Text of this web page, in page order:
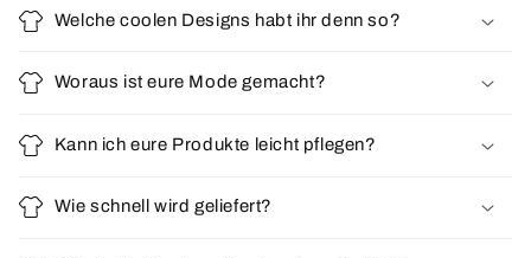
Welche coolen Designs habt ihr denn so?
Woraus ist eure Mode gemacht?
Kann ich eure Produkte leicht pflegen?
Wie schnell wird geliefert?